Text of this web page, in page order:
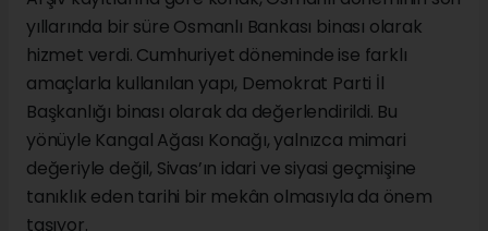
yıllarında bir süre Osmanlı Bankası binası olarak
hizmet verdi. Cumhuriyet döneminde ise farklı
amaçlarla kullanılan yapı, Demokrat Parti İl
Başkanlığı binası olarak da değerlendirildi. Bu
yönüyle Kangal Ağası Konağı, yalnızca mimari
değeriyle değil, Sivas’ın idari ve siyasi geçmişine
tanıklık eden tarihi bir mekân olmasıyla da önem
taşıyor.